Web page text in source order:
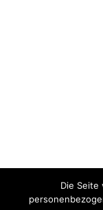
Copyright ©
Die